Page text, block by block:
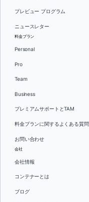
プレビュー プログラム
ニュースレター
料金プラン
Personal
Pro
Team
Business
プレミアムサポートとTAM
料金プランに関するよくある質問
お問い合わせ
会社
会社情報
コンテナーとは
ブログ